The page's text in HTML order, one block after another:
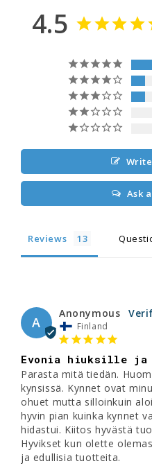
4.5
Ask
Reviews
A
Anonymous
Finland
Evonia hiuksille
Parasta mitä tiedän.
kynsissä. Kynnet ovat
ohuet mutta silloinkuin
hyvin pian kuinka kynnet
hidastui. Kiitos hyvästä
Hyvikset kun olette
ja edullisia tuotteita.